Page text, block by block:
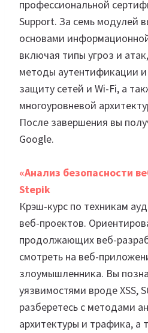
профессиональной
Support. За семь модулей
основами
включая типы угроз и
методы аутентификации
защиту сетей и Wi-Fi, а
многоуровневой
После завершения вы
Google.
«Анализ безопасности
Stepik
Крэш-курс по техникам
веб-проектов.
продолжающих веб-
смотреть на веб-
злоумышленника. Вы
уязвимостями вроде XSS,
разберетесь с методами
архитектуры и трафика, а